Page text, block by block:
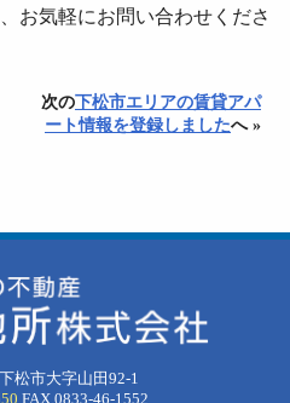
お気軽にお問い合わせくださ
次の下松市エリアの賃貸アパ
ート情報を登録しましたへ »
松市大字山田92-1
FAX.0833-46-1552